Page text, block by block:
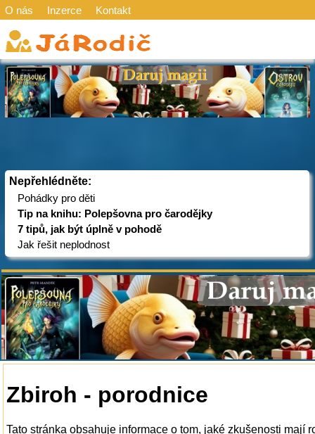
O nás Inzerce Kontakt
Nepřehlédněte:
Pohádky pro děti
Tip na knihu: Polepšovna pro čarodějky
7 tipů, jak být úplně v pohodě
Jak řešit neplodnost
Zbiroh - porodnice
Tato stránka obsahuje informace o tom, jaké zkušenosti mají